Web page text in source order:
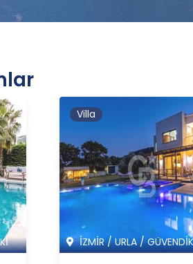
Villa
İZMİR/URLA/